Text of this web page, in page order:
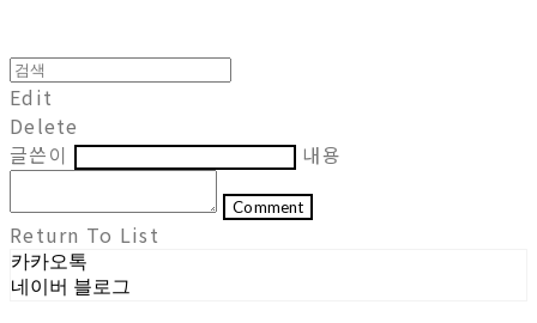
Edit
Delete
글쓴이
내용
Comment
Return To List
카카오톡
네이버 블로그